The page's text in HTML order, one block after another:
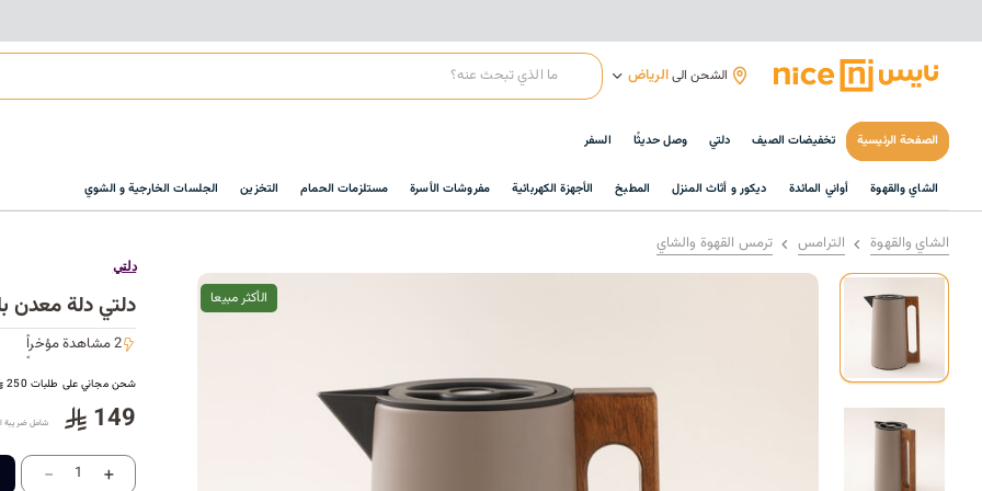
الشحن الىالرياض
الصفحة الرئيسية تخفيضات الصيف دلتي وصل حديثًا السفر
الشاي والقهوة أواني المائدة ديكور و أثاث المنزل المطبخ الأجهزة الكهربائية مفروشات الأسرة مستلزمات الحمام التخزين الجلسات الخارجية و الشوي
الشاي والقهوة الترامس ترمس القهوة والشاي
الأكثر مبيعا
دلتي
دلتي دلة معدن
2 مشاهدة مؤخراً
شحن مجاني على طلبات 250
149 شامل ضريبة
- 1 +